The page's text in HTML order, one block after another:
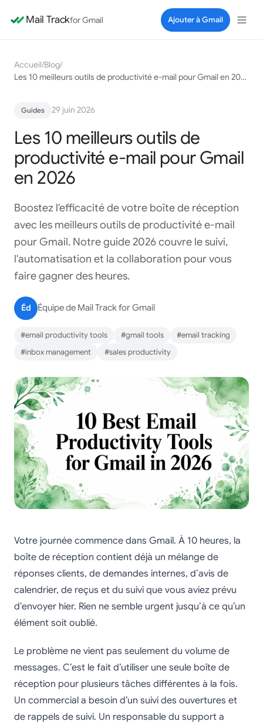
Mail Trackfor Gmail Ajouter à Gmail
Accueil/Blog/
Les 10 meilleurs outils de productivité e-mail pour Gmail en 2026
Guides 29 juin 2026
Les 10 meilleurs outils de
productivité e-mail pour Gmail
en 2026
Boostez l'efficacité de votre boîte de réception
avec les meilleurs outils de productivité e-mail
pour Gmail. Notre guide 2026 couvre le suivi,
l'automatisation et la collaboration pour vous
faire gagner des heures.
Éd Équipe de Mail Track for Gmail
#email productivity tools #gmail tools
#email tracking
#inbox management
#sales productivity
Votre journée commence dans Gmail. À 10 heures, la
boîte de réception contient déjà un mélange de
réponses clients, de demandes internes, d’avis de
calendrier, de reçus et du suivi que vous aviez prévu
d’envoyer hier. Rien ne semble urgent jusqu’à ce qu’un
élément soit oublié.
Le problème ne vient pas seulement du volume de
messages. C’est le fait d’utiliser une seule boîte de
réception pour plusieurs tâches différentes à la fois.
Un commercial a besoin d’un suivi des ouvertures et
de rappels de suivi. Un responsable du support a